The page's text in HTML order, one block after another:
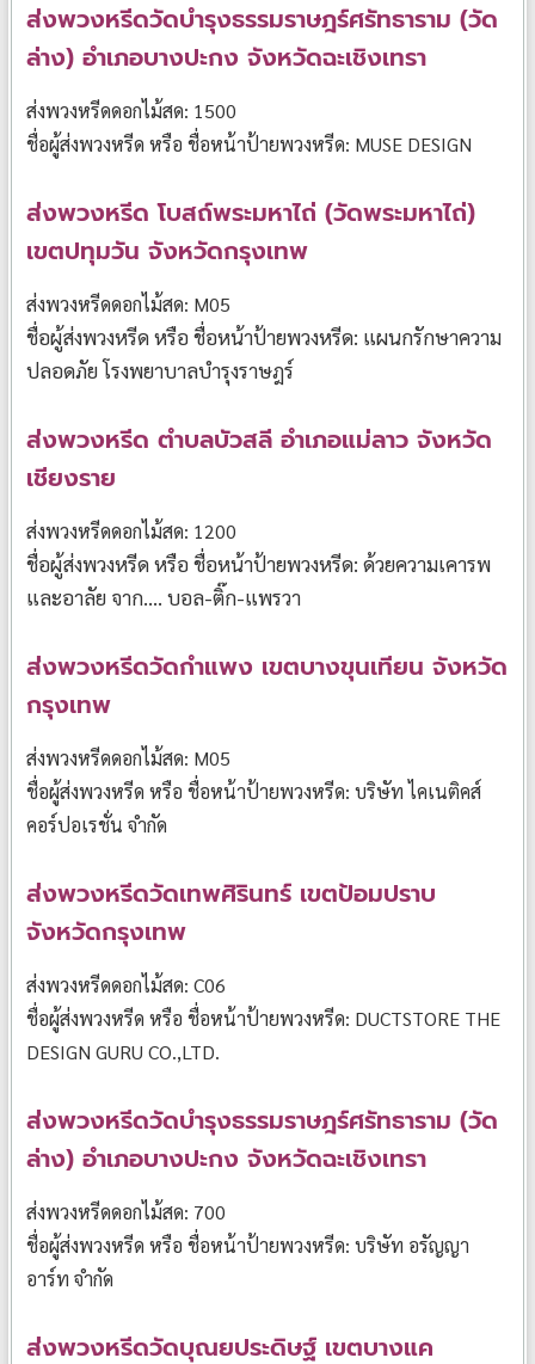
ส่งพวงหรีดวัดบำรุงธรรมราษฎร์ศรัทธาราม (วัด
ล่าง) อำเภอบางปะกง จังหวัดฉะเชิงเทรา
ส่งพวงหรีดดอกไม้สด: 1500
ชื่อผู้ส่งพวงหรีด หรือ ชื่อหน้าป้ายพวงหรีด: MUSE DESIGN
ส่งพวงหรีด โบสถ์พระมหาไถ่ (วัดพระมหาไถ่)
เขตปทุมวัน จังหวัดกรุงเทพ
ส่งพวงหรีดดอกไม้สด: M05
ชื่อผู้ส่งพวงหรีด หรือ ชื่อหน้าป้ายพวงหรีด: แผนกรักษาความ
ปลอดภัย โรงพยาบาลบำรุงราษฎร์
ส่งพวงหรีด ตำบลบัวสลี อำเภอแม่ลาว จังหวัด
เชียงราย
ส่งพวงหรีดดอกไม้สด: 1200
ชื่อผู้ส่งพวงหรีด หรือ ชื่อหน้าป้ายพวงหรีด: ด้วยความเคารพ
และอาลัย จาก…. บอล-ติ๊ก-แพรวา
ส่งพวงหรีดวัดกำแพง เขตบางขุนเทียน จังหวัด
กรุงเทพ
ส่งพวงหรีดดอกไม้สด: M05
ชื่อผู้ส่งพวงหรีด หรือ ชื่อหน้าป้ายพวงหรีด: บริษัท ไคเนติคส์
คอร์ปอเรชั่น จำกัด
ส่งพวงหรีดวัดเทพศิรินทร์ เขตป้อมปราบ
จังหวัดกรุงเทพ
ส่งพวงหรีดดอกไม้สด: C06
ชื่อผู้ส่งพวงหรีด หรือ ชื่อหน้าป้ายพวงหรีด: DUCTSTORE THE
DESIGN GURU CO.,LTD.
ส่งพวงหรีดวัดบำรุงธรรมราษฎร์ศรัทธาราม (วัด
ล่าง) อำเภอบางปะกง จังหวัดฉะเชิงเทรา
ส่งพวงหรีดดอกไม้สด: 700
ชื่อผู้ส่งพวงหรีด หรือ ชื่อหน้าป้ายพวงหรีด: บริษัท อรัญญา
อาร์ท จำกัด
ส่งพวงหรีดวัดบุณยประดิษฐ์ เขตบางแค